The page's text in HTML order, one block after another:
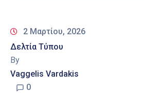
2 Μαρτίου, 2026
Δελτία Τύπου
By
Vaggelis Vardakis
0